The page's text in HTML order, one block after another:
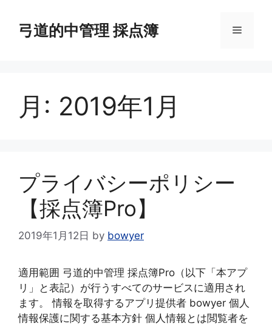
弓道的中管理 採点簿 メ
月: 2019年1月
プライバシーポリシー
【採点簿Pro】
2019年1月12日 by bowyer
適用範囲 弓道的中管理 採点簿Pro（以下「本アプ
リ」と表記）が行うすべてのサービスに適用され
ます。 情報を取得するアプリ提供者 bowyer 個人
情報保護に関する基本方針 個人情報とは閲覧者を